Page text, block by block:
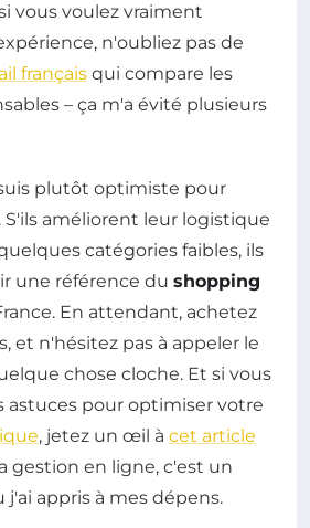
vous voulez vraiment
n'oubliez pas de
français qui compare les
– ça m'a évité plusieurs
plutôt optimiste pour
S'ils améliorent leur logistique
catégories faibles, ils
une référence du shopping
En attendant, achetez
et n'hésitez pas à appeler le
chose cloche. Et si vous
astuces pour optimiser votre
, jetez un œil à cet article
gestion en ligne, c'est un
appris à mes dépens.